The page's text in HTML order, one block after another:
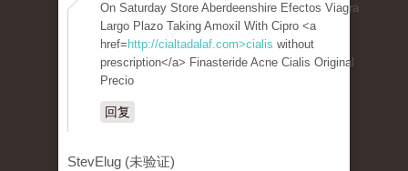
On Saturday Store Aberdeenshire Efectos Viagra
Largo Plazo Taking Amoxil With Cipro <a
href= http://cialtadalaf.com>cialis without
prescription</a> Finasteride Acne Cialis Original
Precio
回复
StevElug (未验证)